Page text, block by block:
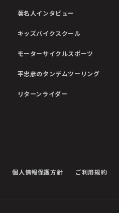
著名人インタビュー
キッズバイクスクール
モーターサイクルスポーツ
平忠彦のタンデムツーリング
リターンライダー
個人情報保護方針 ご利用規約